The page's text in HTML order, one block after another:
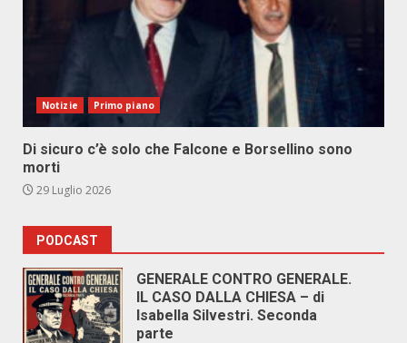
Notizie Primo piano
Di sicuro c’è solo che Falcone e Borsellino sono
morti
29 Luglio 2026
PODCAST
GENERALE CONTRO GENERALE.
IL CASO DALLA CHIESA – di
Isabella Silvestri. Seconda
parte